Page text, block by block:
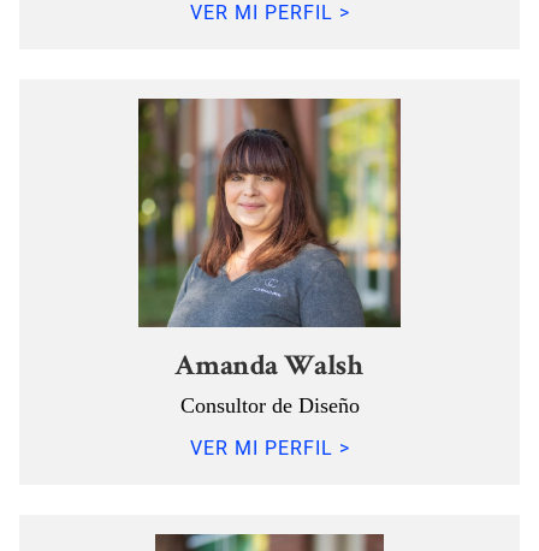
VER MI PERFIL >
Amanda Walsh
Consultor de Diseño
VER MI PERFIL >